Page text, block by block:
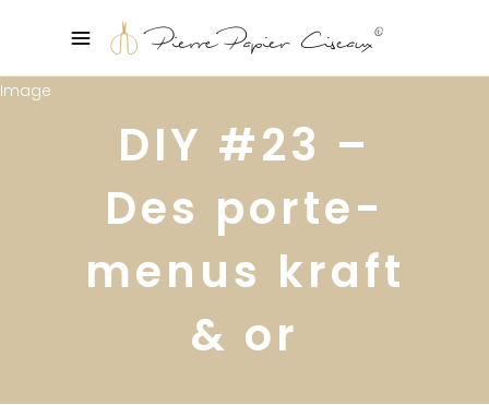
DIY #23 –
Des porte-
menus kraft
& or